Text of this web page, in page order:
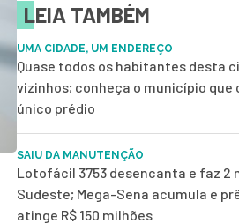
LEIA TAMBÉM
UMA CIDADE, UM ENDEREÇO
Quase todos os habitantes desta
vizinhos; conheça o município que
único prédio
SAIU DA MANUTENÇÃO
Lotofácil 3753 desencanta e faz 2
Sudeste; Mega-Sena acumula e
atinge R$ 150 milhões